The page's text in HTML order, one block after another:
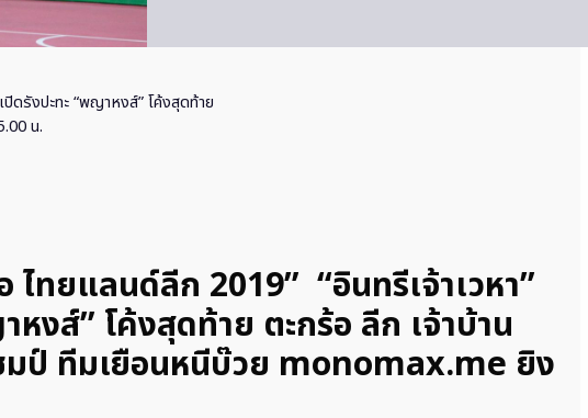
ปิดรังปะทะ “พญาหงส์” โค้งสุดท้าย
น.
ไทยแลนด์ลีก 2019” “อินทรีเจ้าเวหา”
หงส์” โค้งสุดท้าย ตะกร้อ ลีก เจ้าบ้าน
ป์ ทีมเยือนหนีบ๊วย monomax.me ยิง